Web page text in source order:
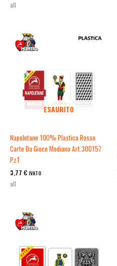
all
ESAURITO
Napoletane 100% Plastica Rosso
Carte Da Gioco Modiano Art.300157
Pz1
3,77 € IVATO
all